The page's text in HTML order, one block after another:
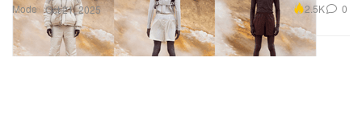
Mode Oct 21, 2025 2.5K 0